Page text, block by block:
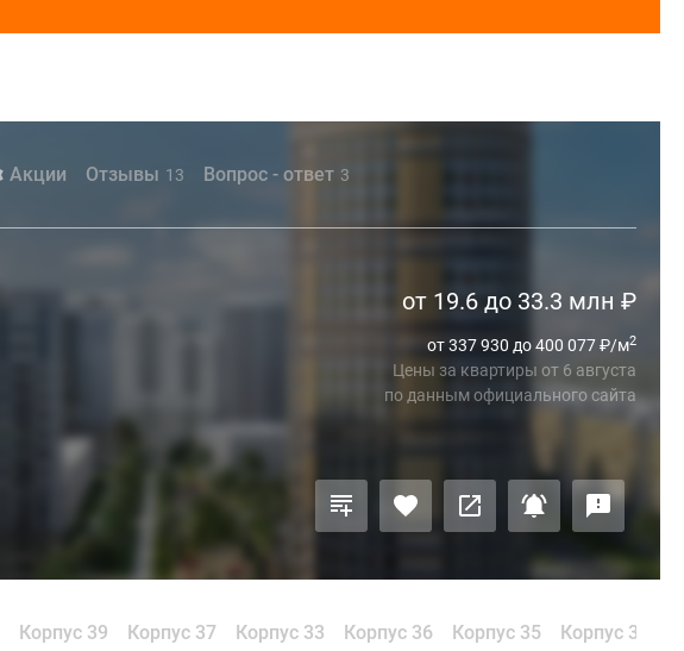
Акции Отзывы 13 Вопрос - ответ 3
от 19.6 до 33.3 млн ₽
от 337 930 до 400 077₽/м2
Цены за квартиры от 6 августа
по данным официального сайта
Корпус 39 Корпус 37 Корпус 33 Корпус 36 Корпус 35 Корпус 34